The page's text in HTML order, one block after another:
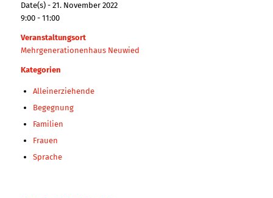
Date(s) - 21. November 2022
9:00 - 11:00
Veranstaltungsort
Mehrgenerationenhaus Neuwied
Kategorien
Alleinerziehende
Begegnung
Familien
Frauen
Sprache